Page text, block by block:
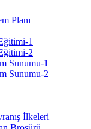
Planı
1
2
Sunumu-1
Sunumu-2
İlkeleri